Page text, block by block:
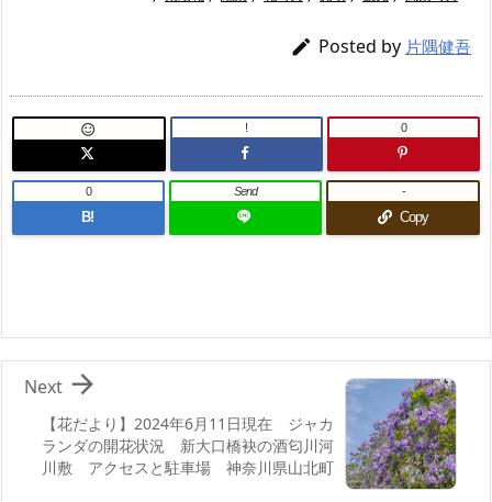
 Posted by 片隅健吾
 ! 0
B!
0 Send
Copy
-
【花だより】2024年6月11日現在 ジャカ
ランダの開花状況 新大口橋袂の酒匂川河
川敷 アクセスと駐車場 神奈川県山北町

Next